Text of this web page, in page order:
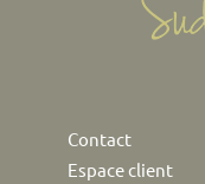
Contact
Espace client